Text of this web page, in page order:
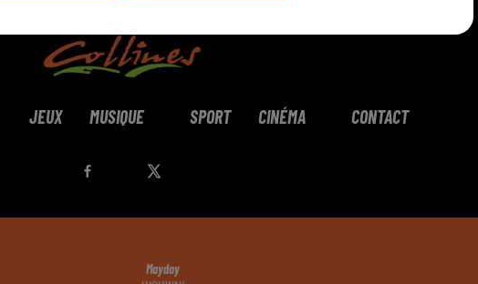
JEUX MUSIQUE SPORT CINÉMA CONTACT
Mayday